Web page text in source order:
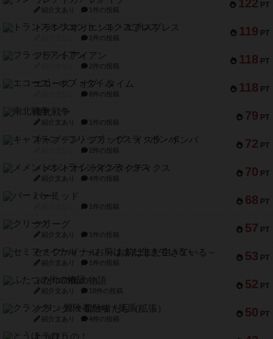
122 PT
紹介文あり 1件の投稿
119 PT
トランスオリエント・エクスプレス
1件の投稿
118 PT
フラットアイアン
2件の投稿
118 PT
エコーズ・オブ・タイム
8件の投稿
79 PT
南北戦争
紹介文あり 1件の投稿
72 PT
キャプテン・フリップ：イスラ・ボンバ
2件の投稿
70 PT
メメントオンラインタクティクス
紹介文あり 4件の投稿
68 PT
パーミッド
1件の投稿
57 PT
クリーグ
紹介文あり 1件の投稿
53 PT
セミファイナル ～お前はまだ生きている～
紹介文あり 1件の投稿
52 PT
ふたつの街の物語
紹介文あり 18件の投稿
50 PT
クランク! ：冒険者たち（拡張）
紹介文あり 4件の投稿
とうほうの！